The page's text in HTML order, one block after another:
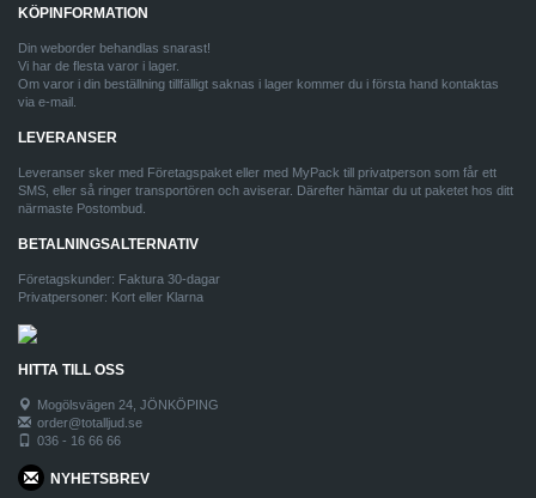
KÖPINFORMATION
Din weborder behandlas snarast!
Vi har de flesta varor i lager.
Om varor i din beställning tillfälligt saknas i lager kommer du i första hand kontaktas
via e-mail.
LEVERANSER
Leveranser sker med Företagspaket eller med MyPack till privatperson som får ett
SMS, eller så ringer transportören och aviserar. Därefter hämtar du ut paketet hos ditt
närmaste Postombud.
BETALNINGSALTERNATIV
Företagskunder: Faktura 30-dagar
Privatpersoner: Kort eller Klarna
HITTA TILL OSS
Mogölsvägen 24, JÖNKÖPING
order@totalljud.se
036 - 16 66 66
NYHETSBREV